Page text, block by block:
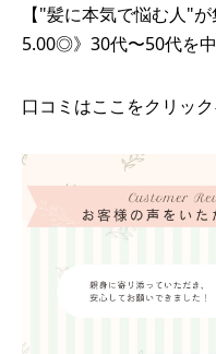
【"髪に本気で悩む人"
5.00◎》30代〜50代を
口コミはここをクリック